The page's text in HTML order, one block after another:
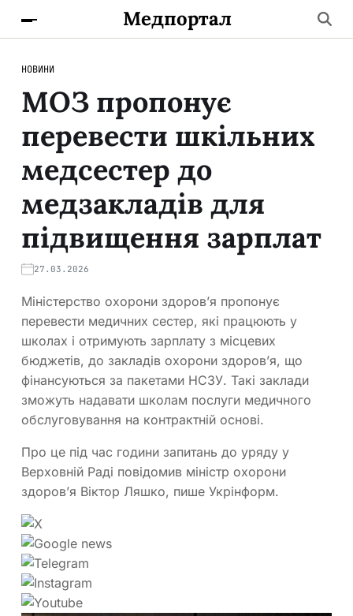
Медпортал
НОВИНИ
МОЗ пропонує
перевести шкільних
медсестер до
медзакладів для
підвищення зарплат
27.03.2026
Міністерство охорони здоров’я пропонує
перевести медичних сестер, які працюють у
школах і отримують зарплату з місцевих
бюджетів, до закладів охорони здоров’я, що
фінансуються за пакетами НСЗУ. Такі заклади
зможуть надавати школам послуги медичного
обслуговування на контрактній основі.
Про це під час години запитань до уряду у
Верховній Раді повідомив міністр охорони
здоров’я Віктор Ляшко, пише Укрінформ.